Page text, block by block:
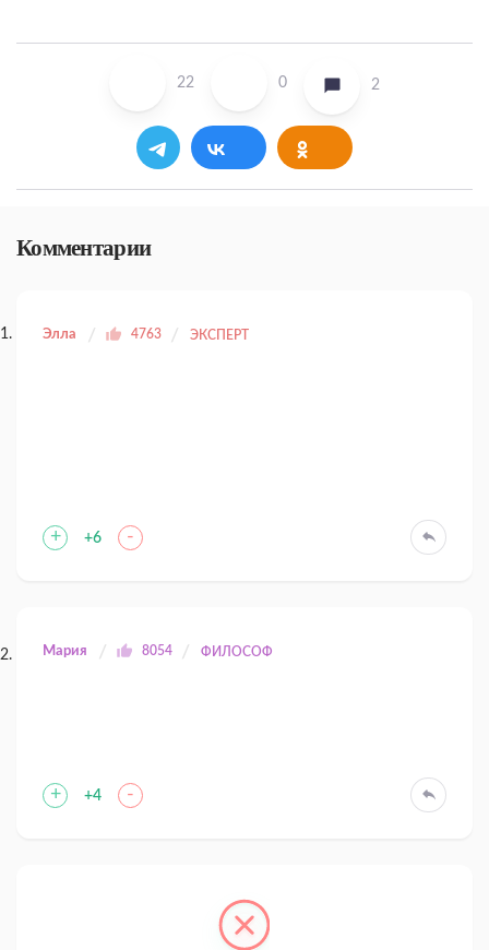
22 0 2
Комментарии
Элла 4763 ЭКСПЕРТ
+ +6 -
Мария 8054 ФИЛОСОФ
+ +4 -